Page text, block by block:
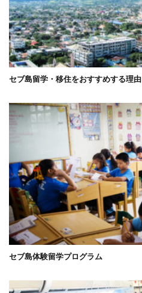
セブ島留学・移住をおすすめする理由
セブ島体験留学プログラム